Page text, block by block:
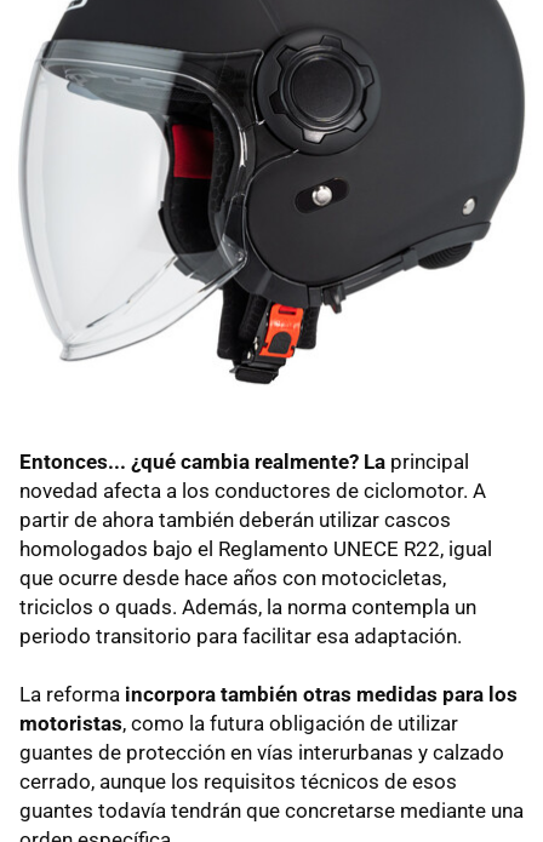
Entonces... ¿qué cambia realmente? La principal
novedad afecta a los conductores de ciclomotor. A
partir de ahora también deberán utilizar cascos
homologados bajo el Reglamento UNECE R22, igual
que ocurre desde hace años con motocicletas,
triciclos o quads. Además, la norma contempla un
periodo transitorio para facilitar esa adaptación.
La reforma incorpora también otras medidas para los
motoristas, como la futura obligación de utilizar
guantes de protección en vías interurbanas y calzado
cerrado, aunque los requisitos técnicos de esos
guantes todavía tendrán que concretarse mediante una